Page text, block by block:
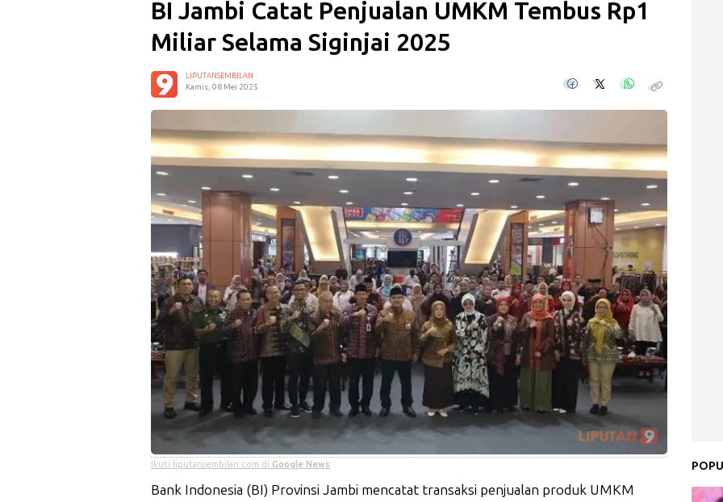
BI Jambi Catat Penjualan UMKM Tembus Rp1
Miliar Selama Siginjai 2025
LIPUTANSEMBILAN
Kamis, 08 Mei 2025
Ikuti liputansembilan.com di Google News
Bank Indonesia (BI) Provinsi Jambi mencatat transaksi penjualan produk UMKM